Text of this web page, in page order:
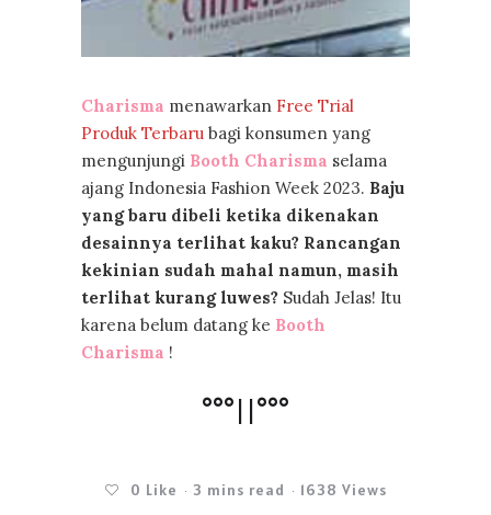
Charisma menawarkan Free Trial
Produk Terbaru bagi konsumen yang
mengunjungi Booth Charisma selama
ajang Indonesia Fashion Week 2023. Baju
yang baru dibeli ketika dikenakan
desainnya terlihat kaku? Rancangan
kekinian sudah mahal namun, masih
terlihat kurang luwes? Sudah Jelas! Itu
karena belum datang ke Booth
Charisma !
°°°||°°°
0 Like 3 mins read 1638 Views